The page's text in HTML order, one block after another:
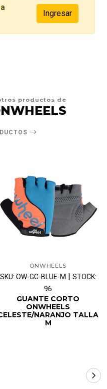
Ingresar
productos de
ONWHEELS
SKU: OW-GC-BLUE-M
STOCK:
96
GUANTE CORTO
ONWHEELS
NARANJO TALLA
M